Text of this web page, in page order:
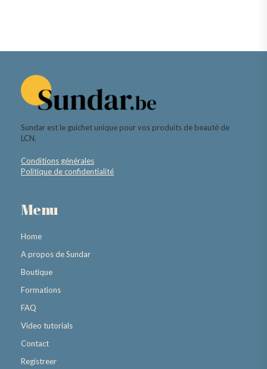
Sundar est le guichet unique pour vos produits de beauté de
LCN.
Conditions générales
Politique de confidentialité
Menu
Home
A propos de Sundar
Boutique
Formations
FAQ
Video tutorials
Contact
Registreer